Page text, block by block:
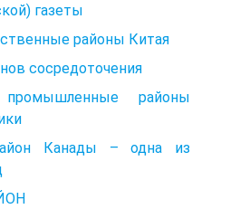
газеты
районы Китая
сосредоточения
районы
Канады – одна из